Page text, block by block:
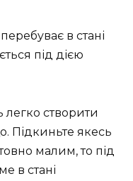
в стані
під дією
легко створити
Підкиньте якесь
малим, то під
в стані